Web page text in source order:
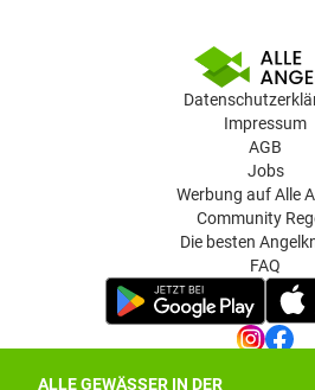
ALLE GEWÄSSER IN DER
Impressum
AGB
Jobs
Werbung auf Alle
Community
Die besten
FAQ